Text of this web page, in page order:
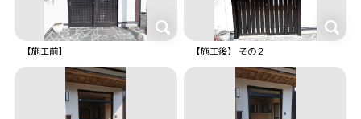
【施工前】 【施工後】 その２